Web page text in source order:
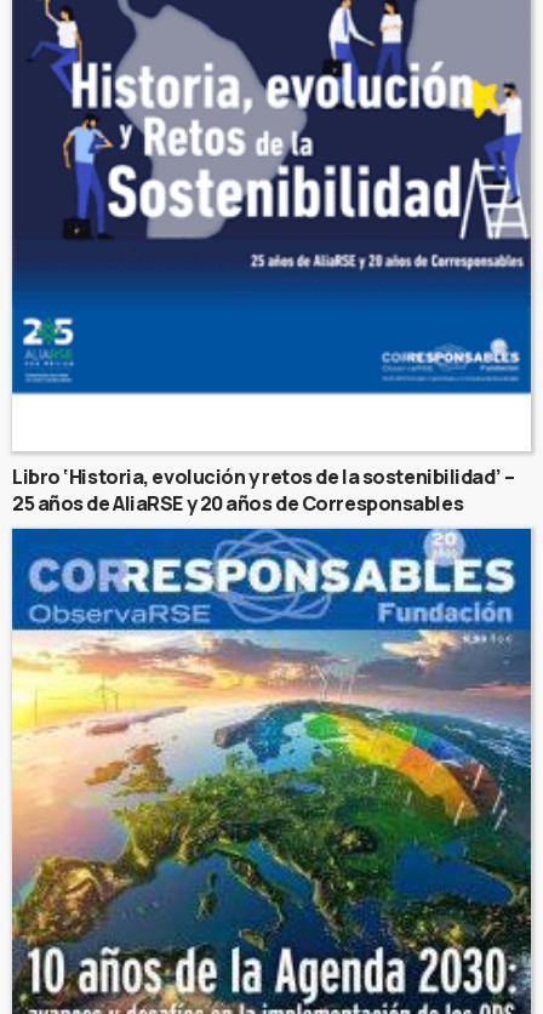
Libro ‘Historia, evolución y retos de la sostenibilidad’ –
25 años de AliaRSE y 20 años de Corresponsables